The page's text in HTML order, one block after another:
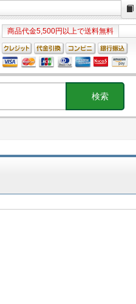
商品代金5,500円以上で送料無料